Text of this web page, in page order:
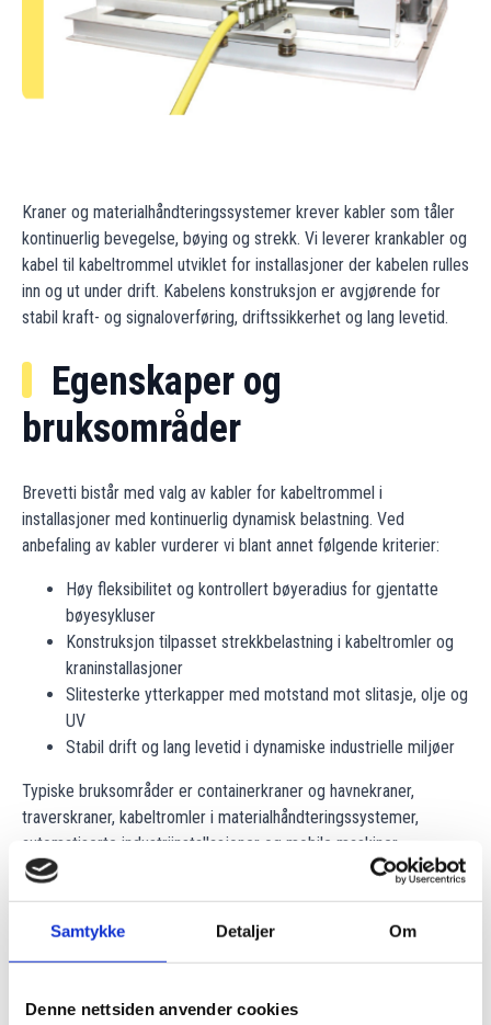
Samtykke Detaljer Om
Denne nettsiden anvender cookies
Kraner og materialhåndteringssystemer krever kabler som tåler
kontinuerlig bevegelse, bøying og strekk. Vi leverer krankabler og
kabel til kabeltrommel utviklet for installasjoner der kabelen rulles
inn og ut under drift. Kabelens konstruksjon er avgjørende for
stabil kraft- og signaloverføring, driftssikkerhet og lang levetid.
Egenskaper og
bruksområder
Brevetti bistår med valg av kabler for kabeltrommel i
installasjoner med kontinuerlig dynamisk belastning. Ved
anbefaling av kabler vurderer vi blant annet følgende kriterier:
Høy fleksibilitet og kontrollert bøyeradius for gjentatte
bøyesykluser
Konstruksjon tilpasset strekkbelastning i kabeltromler og
kraninstallasjoner
Slitesterke ytterkapper med motstand mot slitasje, olje og
UV
Stabil drift og lang levetid i dynamiske industrielle miljøer
Typiske bruksområder er containerkraner og havnekraner,
traverskraner, kabeltromler i materialhåndteringssystemer,
automatiserte industriinstallasjoner og mobile maskiner.
Våre produsenter